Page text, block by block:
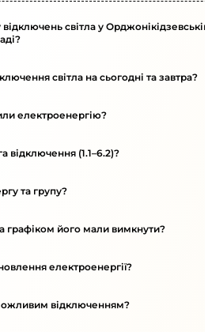
світла у
світла на сьогодні та завтра?
електроенергію?
відключення (1.1–6.2)?
та групу?
графіком його мали вимкнути?
електроенергії?
відключенням?